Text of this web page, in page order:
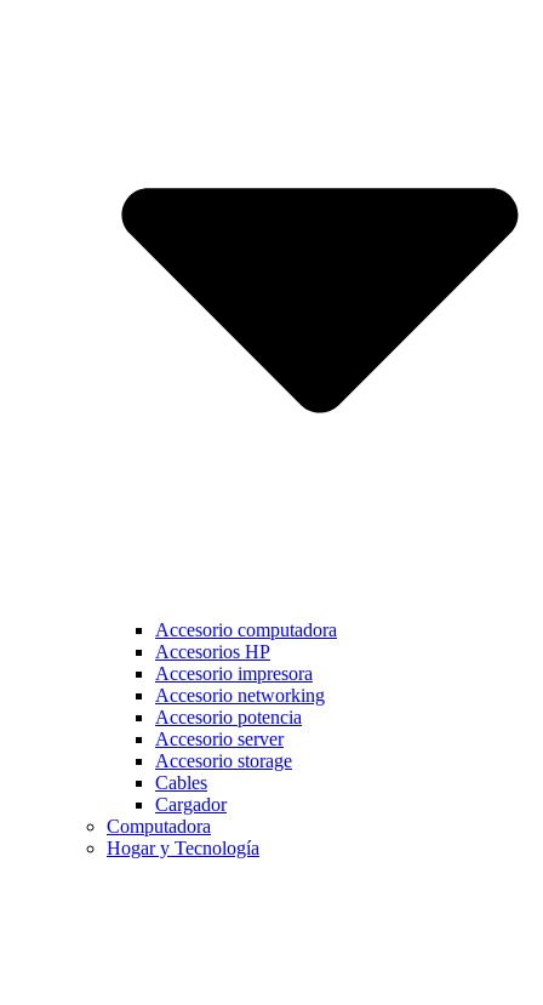
Accesorio computadora
Accesorios HP
Accesorio impresora
Accesorio networking
Accesorio potencia
Accesorio server
Accesorio storage
Cables
Cargador
Computadora
Hogar y Tecnología